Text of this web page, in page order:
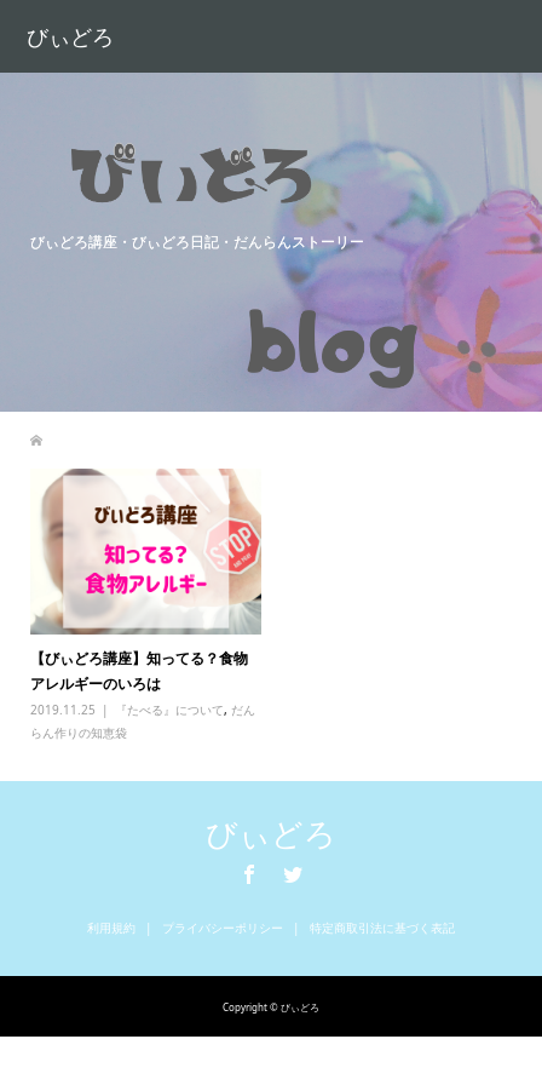
びぃどろ
びぃどろ講座・びぃどろ日記・だんらんストーリー
【びぃどろ講座】知ってる？食物
アレルギーのいろは
2019.11.25 『たべる』について, だん
らん作りの知恵袋
びぃどろ
利用規約 プライバシーポリシー 特定商取引法に基づく表記
Copyright © びぃどろ